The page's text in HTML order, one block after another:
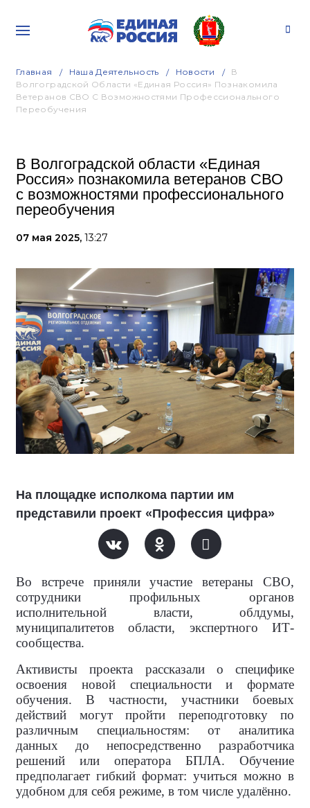
Главная Наша Деятельность Новости
В
Волгоградской Области «Единая Россия» Познакомила
Ветеранов СВО С Возможностями Профессионального
Переобучения
В Волгоградской области «Единая
Россия» познакомила ветеранов СВО
с возможностями профессионального
переобучения
07 мая 2025, 13:27
На площадке исполкома партии им
представили проект «Профессия цифра»
Во встрече приняли участие ветераны СВО,
сотрудники профильных органов
исполнительной власти, облдумы,
муниципалитетов области, экспертного ИТ-
сообщества.
Активисты проекта рассказали о специфике
освоения новой специальности и формате
обучения. В частности, участники боевых
действий могут пройти переподготовку по
различным специальностям: от аналитика
данных до непосредственно разработчика
решений или оператора БПЛА. Обучение
предполагает гибкий формат: учиться можно в
удобном для себя режиме, в том числе удалённо.